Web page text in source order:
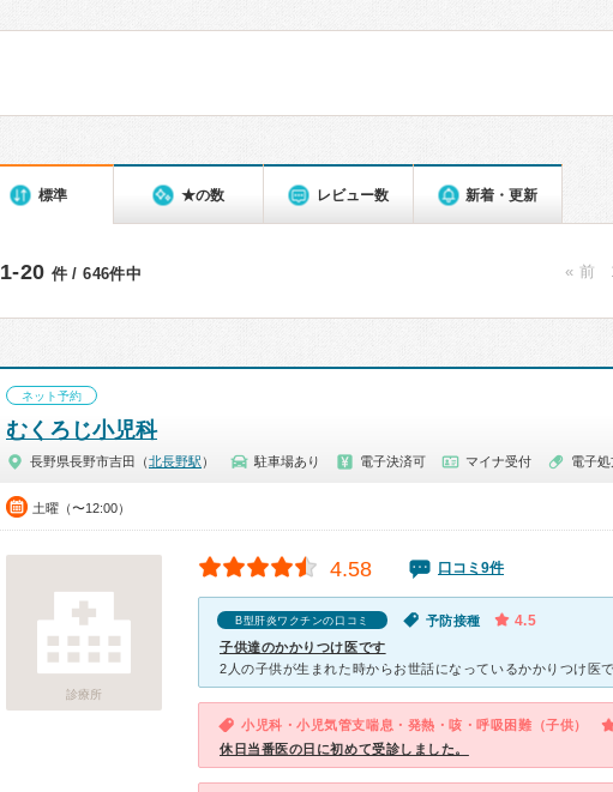
標準 ★の数 レビュー数 新着・更新
1-20 件 / 646件中 « 前
ネット予約
むくろじ小児科
長野県長野市吉田（北長野駅 ） 駐車場あり 電子決済可 マイナ受付 電子
土曜（〜12:00）
診療所
4.58 口コミ9件
B型肝炎ワクチンの口コミ 予防接種 4.5
子供達のかかりつけ医です
小児科・小児気管支喘息・発熱・咳・呼吸困難（子供）
休日当番医の日に初めて受診しました。